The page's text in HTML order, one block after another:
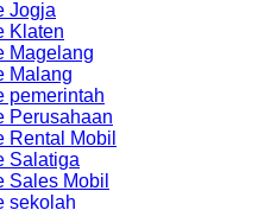
Jogja
Klaten
Magelang
Malang
pemerintah
Perusahaan
Rental Mobil
Salatiga
Sales Mobil
sekolah